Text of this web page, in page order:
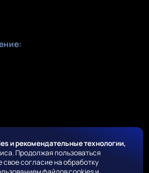
и рекомендательные технологии,
Продолжая пользоваться
согласие на обработку